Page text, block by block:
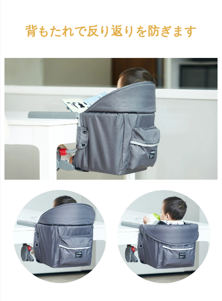
背もたれで反り返りを防ぎます